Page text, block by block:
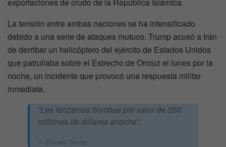
La tensión entre ambas naciones se ha intensificado
debido a una serie de ataques mutuos. Trump acusó a Irán
de derribar un helicóptero del ejército de Estados Unidos
que patrullaba sobre el Estrecho de Ormuz el lunes por la
noche, un incidente que provocó una respuesta militar
inmediata.
“Les lanzamos bombas por valor de 250
millones de dólares anoche”.
Donald Trump.